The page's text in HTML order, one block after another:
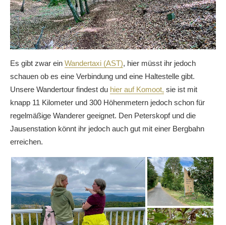
Es gibt zwar ein Wandertaxi (AST), hier müsst ihr jedoch
schauen ob es eine Verbindung und eine Haltestelle gibt.
Unsere Wandertour findest du hier auf Komoot, sie ist mit
knapp 11 Kilometer und 300 Höhenmetern jedoch schon für
regelmäßige Wanderer geeignet. Den Peterskopf und die
Jausenstation könnt ihr jedoch auch gut mit einer Bergbahn
erreichen.